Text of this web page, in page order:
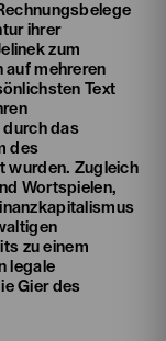
ihrer
zum
auf mehreren
Text
durch das
des
wurden. Zugleich
Wortspielen,
zu einem
legale
Gier des